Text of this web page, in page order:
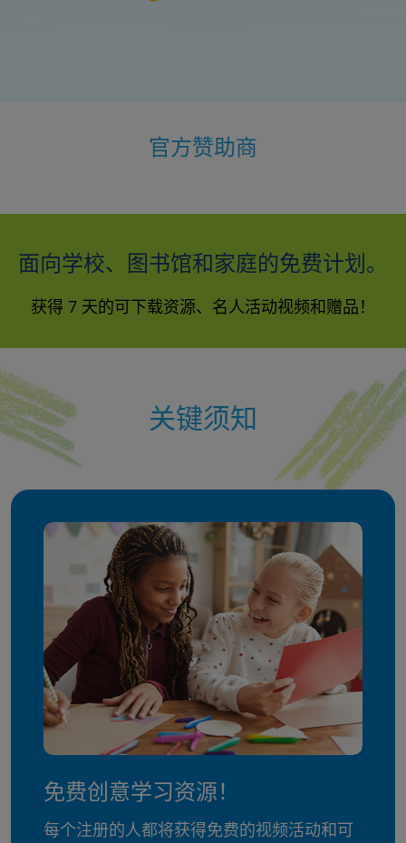
官方赞助商
面向学校、图书馆和家庭的免费计划。
获得 7 天的可下载资源、名人活动视频和赠品！
关键须知
免费创意学习资源！
每个注册的人都将获得免费的视频活动和可